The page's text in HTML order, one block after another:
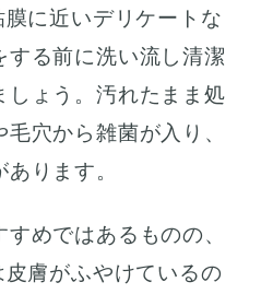
に近いデリケートな
する前に洗い流し清潔
しょう。汚れたまま処
穴から雑菌が入り、
ります。
めではあるものの、
膚がふやけているの